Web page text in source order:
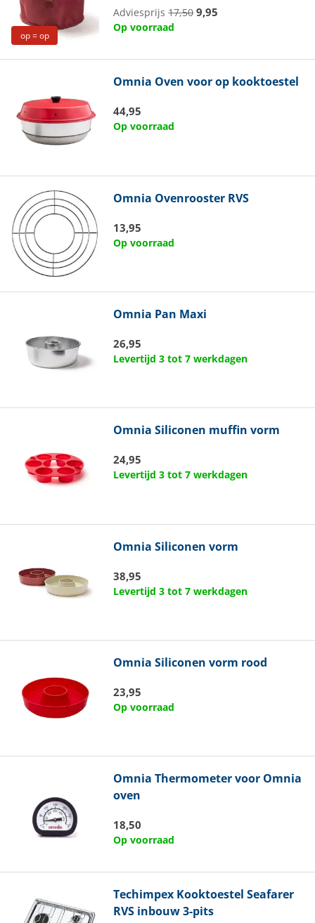
op = op
Adviesprijs17,50 9,95
Op voorraad
Omnia Oven voor op kooktoestel
44,95
Op voorraad
Omnia Ovenrooster RVS
13,95
Op voorraad
Omnia Pan Maxi
26,95
Levertijd 3 tot 7 werkdagen
Omnia Siliconen muffin vorm
24,95
Levertijd 3 tot 7 werkdagen
Omnia Siliconen vorm
38,95
Levertijd 3 tot 7 werkdagen
Omnia Siliconen vorm rood
23,95
Op voorraad
Omnia Thermometer voor Omnia
oven
18,50
Op voorraad
Techimpex Kooktoestel Seafarer
RVS inbouw 3-pits